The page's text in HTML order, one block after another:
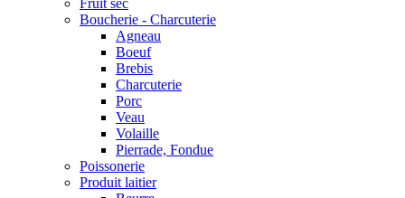
Fruit sec
Boucherie - Charcuterie
Agneau
Boeuf
Brebis
Charcuterie
Porc
Veau
Volaille
Pierrade, Fondue
Poissonerie
Produit laitier